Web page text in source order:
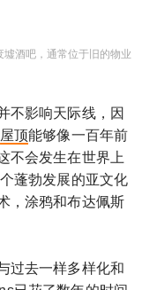
墟酒吧，通常位于旧的物业
不影响天际线，因
屋顶能够像一百年前
不会发生在世界上
蓬勃发展的亚文化
，涂鸦和布达佩斯
过去一样多样化和